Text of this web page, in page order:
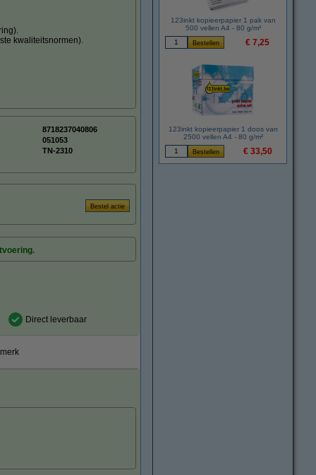
kwaliteitsnormen).
8718237040806
051053
TN-2310
Direct leverbaar
123inkt kopieerpapier 1 pak van
500 vellen A4 - 80 g/m²
€ 7,25
123inkt kopieerpapier 1 doos van
2500 vellen A4 - 80 g/m²
€ 33,50